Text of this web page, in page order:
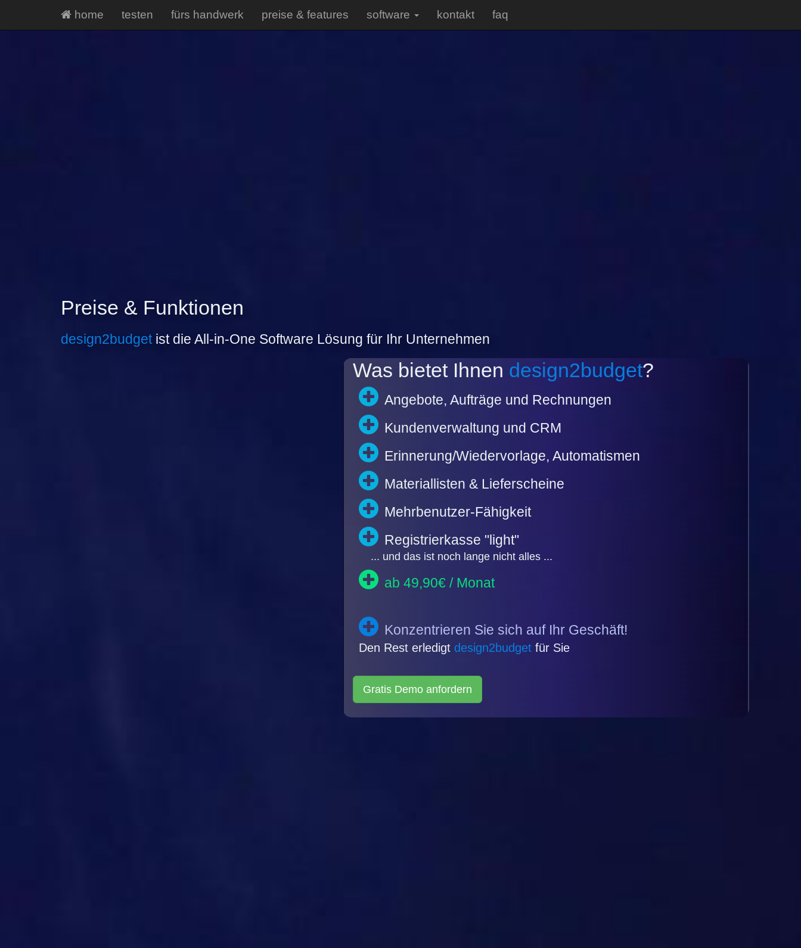
home testen fürs handwerk preise & features software kontakt faq
Preise & Funktionen
design2budgetist die All-in-One Software Lösung für Ihr Unternehmen
Was bietet Ihnen design2budget?
Angebote, Aufträge und Rechnungen
Kundenverwaltung und CRM
Erinnerung/Wiedervorlage, Automatismen
Materiallisten & Lieferscheine
Mehrbenutzer-Fähigkeit
Registrierkasse "light"
... und das ist noch lange nicht alles ...
ab 49,90€ / Monat
Konzentrieren Sie sich auf Ihr Geschäft!
Den Rest erledigt design2budgetfür Sie
Gratis Demo anfordern